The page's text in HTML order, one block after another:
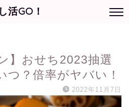
活GO！
】おせち2023抽選
つ？倍率がヤバい！
2022年11月7日